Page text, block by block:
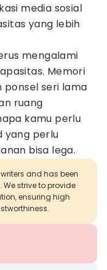
media sosial
yang lebih
mengalami
Memori
seri lama
ruang
kamu perlu
yang perlu
bisa lega.
and has been
strive to provide
ensuring high